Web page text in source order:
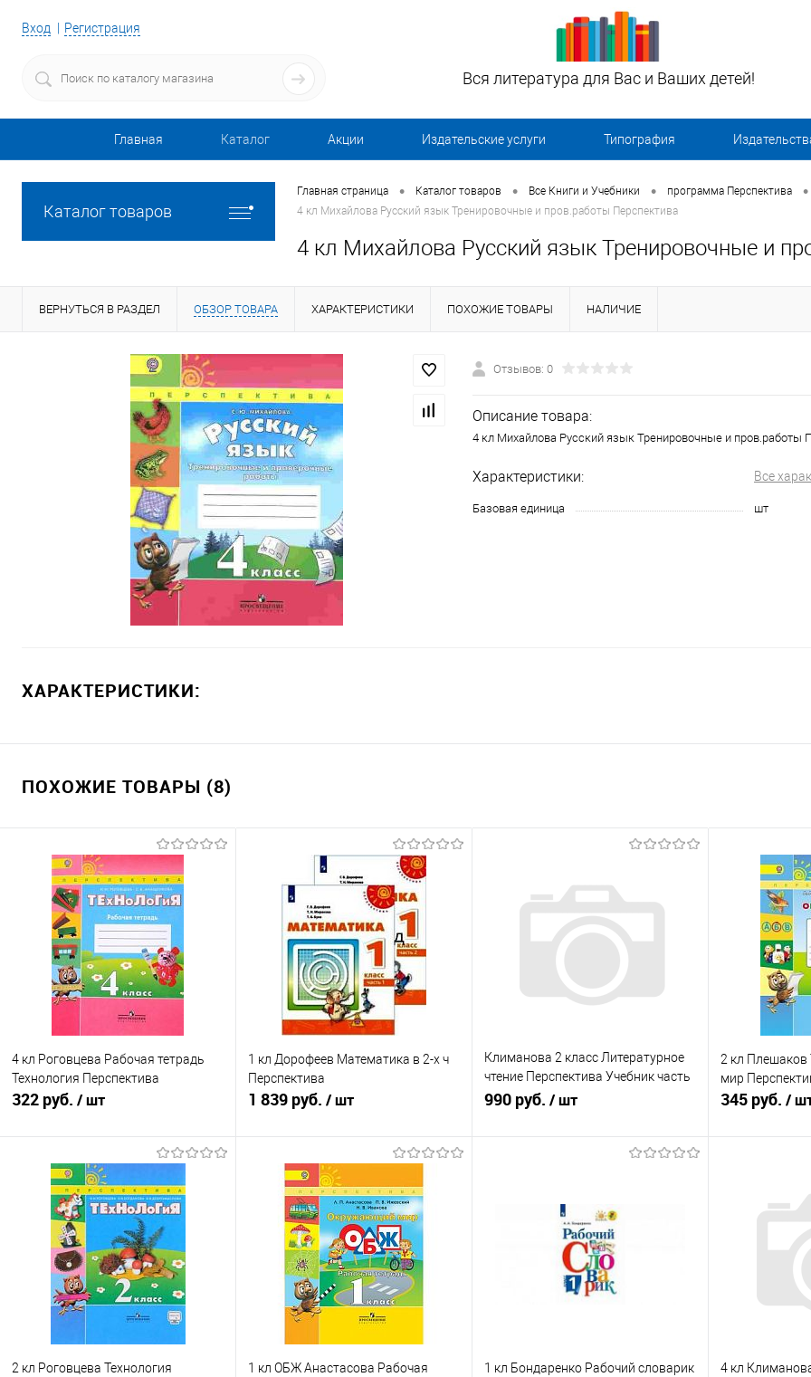
Вход Регистрация
Вся литература для Вас и Ваших детей!
Главная Каталог Акции Издательские услуги Типография
Каталог товаров
Главная страница • Каталог товаров • Все Книги и Учебники • программа Перспектива •
4 кл Михайлова Русский язык Тренировочные и пров.работы Перспектива
4 кл Михайлова Русский язык Тренировочные и
ВЕРНУТЬСЯ В РАЗДЕЛ ОБЗОР ТОВАРА ХАРАКТЕРИСТИКИ ПОХОЖИЕ ТОВАРЫ НАЛИЧИЕ
Отзывов: 0
Описание товара:
4 кл Михайлова Русский язык Тренировочные и пров.работы
Характеристики: Все
Базовая единица шт
ХАРАКТЕРИСТИКИ:
ПОХОЖИЕ ТОВАРЫ (8)
4 кл Роговцева Рабочая тетрадь
Технология Перспектива
322 руб. / шт
Подписаться
Купить в 1 клик
К сравнению
В избранное
Недоступно
1 кл Дорофеев Математика в 2-х ч
Перспектива
1 839 руб. / шт
В корзину
Купить в 1 клик
К сравнению
В избранное
В наличии
Климанова 2 класс Литературное
чтение Перспектива Учебник часть
1
990 руб. / шт
Купить в 1 клик
В избранное
2 кл
мир
345 руб. /
Купить в 1
В избранное
2 кл Роговцева Технология
1 кл ОБЖ Анастасова Рабочая
1 кл Бондаренко Рабочий словарик
4 кл